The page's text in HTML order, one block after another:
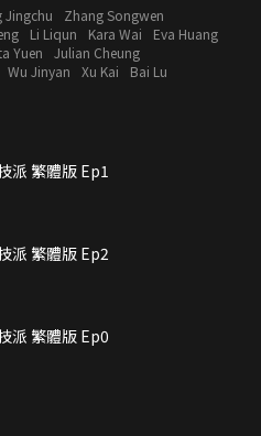
Jingchu
Zhang Songwen
Li Liqun Kara Wai
Eva Huang
Yuen
Julian Cheung
Wu Jinyan Xu Kai Bai Lu
演技派 繁體版 Ep1
演技派 繁體版 Ep2
演技派 繁體版 Ep0